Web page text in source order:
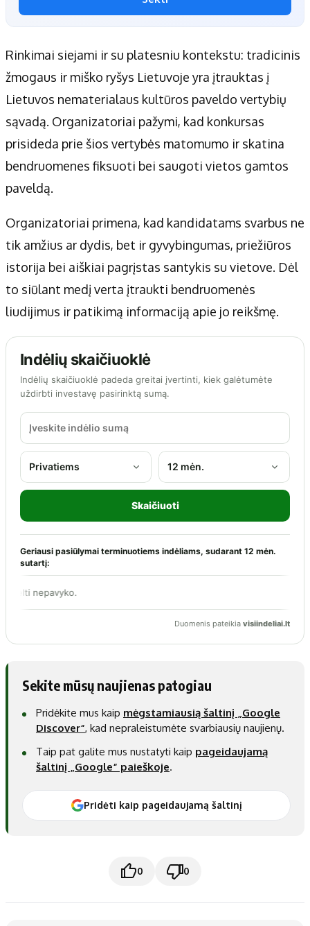
Rinkimai siejami ir su platesniu kontekstu: tradicinis
žmogaus ir miško ryšys Lietuvoje yra įtrauktas į
Lietuvos nematerialaus kultūros paveldo vertybių
sąvadą. Organizatoriai pažymi, kad konkursas
prisideda prie šios vertybės matomumo ir skatina
bendruomenes fiksuoti bei saugoti vietos gamtos
paveldą.
Organizatoriai primena, kad kandidatams svarbus ne
tik amžius ar dydis, bet ir gyvybingumas, priežiūros
istorija bei aiškiai pagrįstas santykis su vietove. Dėl
to siūlant medį verta įtraukti bendruomenės
liudijimus ir patikimą informaciją apie jo reikšmę.
Sekite mūsų naujienas patogiau
Pridėkite mus kaip mėgstamiausią šaltinį „Google
Discover“, kad nepraleistumėte svarbiausių naujienų.
Taip pat galite mus nustatyti kaip pageidaujamą
šaltinį „Google“ paieškoje.
Pridėti kaip pageidaujamą šaltinį
0 0